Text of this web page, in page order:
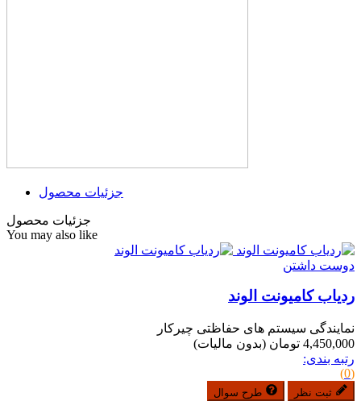
جزئیات محصول
جزئیات محصول
You may also like
دوست داشتن
ردیاب کامیونت الوند
نمایندگی سیستم های حفاظتی چیرکار
4,450,000 تومان
(بدون مالیات)
رتبه بندی:
(0)
ثبت نظر طرح سوال